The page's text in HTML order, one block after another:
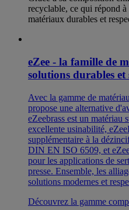
recyclable, ce qui répond
matériaux durables et
eZee - la famille de
solutions durables et
Avec la gamme de
propose une alternative
eZeebrass est un matériau
excellente usinabilité,
supplémentaire à la
DIN EN ISO 6509, et
pour les applications de
presse. Ensemble, les
solutions modernes et
Découvrez la gamme